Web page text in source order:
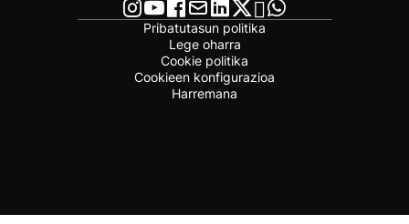
Pribatutasun politika
Lege oharra
Cookie politika
Cookieen konfigurazioa
Harremana